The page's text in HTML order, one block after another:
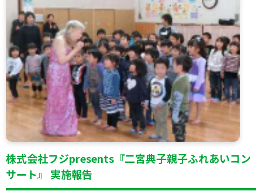
株式会社フジpresents『二宮典子親子ふれあいコン
サート』 実施報告